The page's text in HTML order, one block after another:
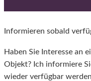
Informieren sobald
Haben Sie Interesse an
Objekt? Ich informiere
wieder verfügbar